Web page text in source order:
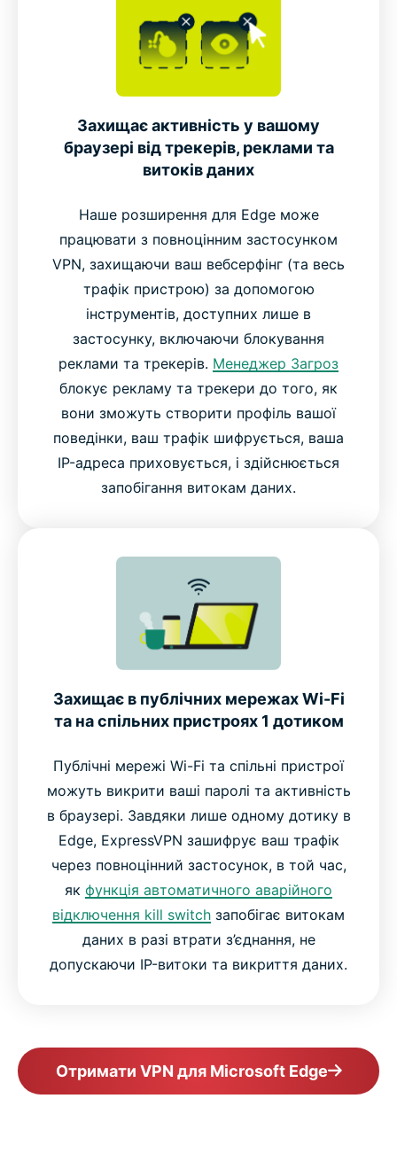
Захищає активність у вашому
браузері від трекерів, реклами та
витоків даних
Наше розширення для Edge може
працювати з повноцінним застосунком
VPN, захищаючи ваш вебсерфінг (та весь
трафік пристрою) за допомогою
інструментів, доступних лише в
застосунку, включаючи блокування
реклами та трекерів. Менеджер Загроз
блокує рекламу та трекери до того, як
вони зможуть створити профіль вашої
поведінки, ваш трафік шифрується, ваша
IP-адреса приховується, і здійснюється
запобігання витокам даних.
Захищає в публічних мережах Wi-Fi
та на спільних пристроях 1 дотиком
Публічні мережі Wi-Fi та спільні пристрої
можуть викрити ваші паролі та активність
в браузері. Завдяки лише одному дотику в
Edge, ExpressVPN зашифрує ваш трафік
через повноцінний застосунок, в той час,
як функція автоматичного аварійного
відключення kill switch запобігає витокам
даних в разі втрати з’єднання, не
допускаючи IP-витоки та викриття даних.
Отримати VPN для Microsoft Edge